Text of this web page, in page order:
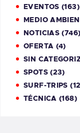
EVENTOS (163)
MEDIO
NOTICIAS (746)
OFERTA (4)
SIN
SPOTS(23)
SURF-TRIPS
TÉCNICA (168)